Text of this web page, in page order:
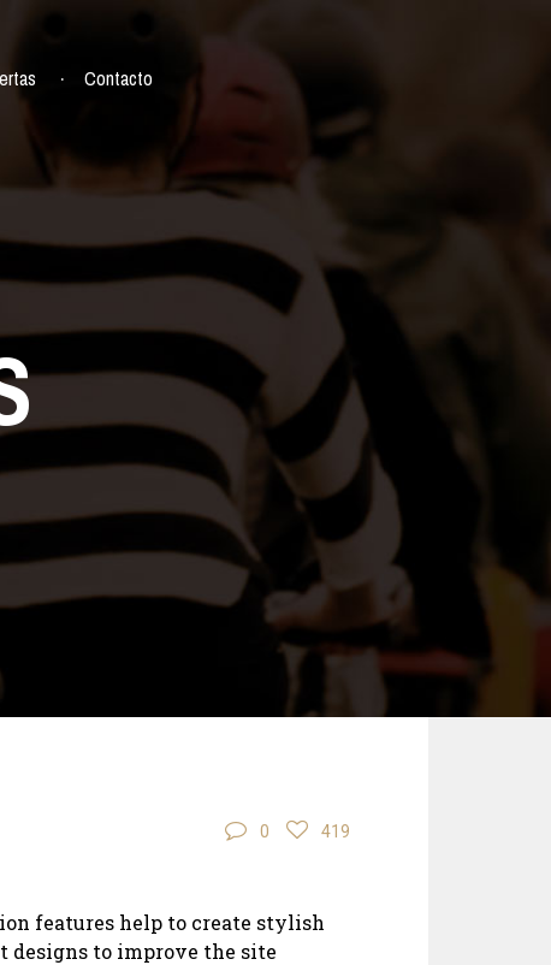
Contacto
0 419
features help to create stylish
designs to improve the site